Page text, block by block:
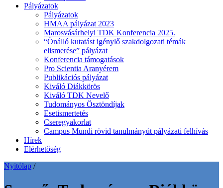
Pályázatok
Pályázatok
HMAA pályázat 2023
Marosvásárhelyi TDK Konferencia 2025.
“Önálló kutatást igénylő szakdolgozati témák
elismerése” pályázat
Konferencia támogatások
Pro Scientia Aranyérem
Publikációs pályázat
Kiváló Diákkörös
Kiváló TDK Nevelő
Tudományos Ösztöndíjak
Esetismertetés
Cseregyakorlat
Campus Mundi rövid tanulmányút pályázati felhívás
Hírek
Elérhetőség
Nyitólap /